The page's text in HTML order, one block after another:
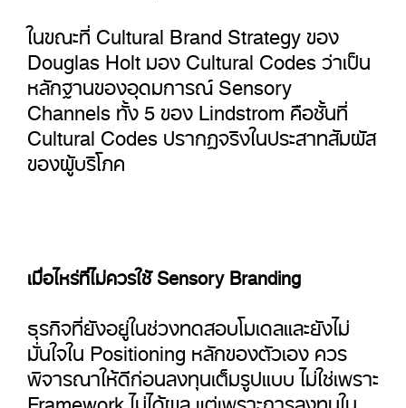
ในขณะที่ Cultural Brand Strategy ของ
Douglas Holt มอง Cultural Codes ว่าเป็น
หลักฐานของอุดมการณ์ Sensory
Channels ทั้ง 5 ของ Lindstrom คือชั้นที่
Cultural Codes ปรากฏจริงในประสาทสัมผัส
ของผู้บริโภค
เมื่อไหร่ที่ไม่ควรใช้ Sensory Branding
ธุรกิจที่ยังอยู่ในช่วงทดสอบโมเดลและยังไม่
มั่นใจใน Positioning หลักของตัวเอง ควร
พิจารณาให้ดีก่อนลงทุนเต็มรูปแบบ ไม่ใช่เพราะ
Framework ไม่ได้ผล แต่เพราะการลงทุนใน